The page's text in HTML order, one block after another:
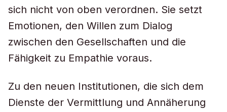
sich nicht von oben verordnen. Sie setzt
Emotionen, den Willen zum Dialog
zwischen den Gesellschaften und die
Fähigkeit zu Empathie voraus.
Zu den neuen Institutionen, die sich dem
Dienste der Vermittlung und Annäherung